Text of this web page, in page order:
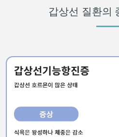
갑상선 질환의